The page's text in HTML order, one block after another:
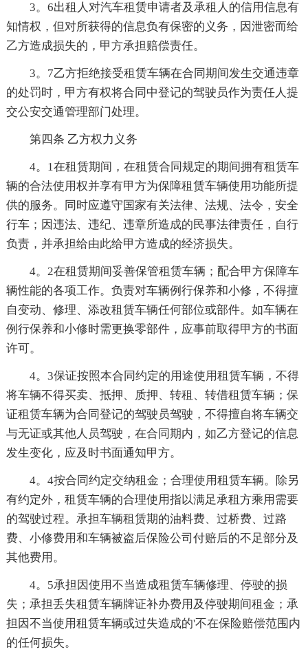
3。6出租人对汽车租赁申请者及承租人的信用信息有
知情权，但对所获得的信息负有保密的义务，因泄密而给
乙方造成损失的，甲方承担赔偿责任。
3。7乙方拒绝接受租赁车辆在合同期间发生交通违章
的处罚时，甲方有权将合同中登记的驾驶员作为责任人提
交公安交通管理部门处理。
第四条 乙方权力义务
4。1在租赁期间，在租赁合同规定的期间拥有租赁车
辆的合法使用权并享有甲方为保障租赁车辆使用功能所提
供的服务。同时应遵守国家有关法律、法规、法令，安全
行车；因违法、违纪、违章所造成的民事法律责任，自行
负责，并承担给由此给甲方造成的经济损失。
4。2在租赁期间妥善保管租赁车辆；配合甲方保障车
辆性能的各项工作。负责对车辆例行保养和小修，不得擅
自变动、修理、添改租赁车辆任何部位或部件。如车辆在
例行保养和小修时需更换零部件，应事前取得甲方的书面
许可。
4。3保证按照本合同约定的用途使用租赁车辆，不得
将车辆不得买卖、抵押、质押、转租、转借租赁车辆；保
证租赁车辆为合同登记的驾驶员驾驶，不得擅自将车辆交
与无证或其他人员驾驶，在合同期内，如乙方登记的信息
发生变化，应及时书面通知甲方。
4。4按合同约定交纳租金；合理使用租赁车辆。除另
有约定外，租赁车辆的合理使用指以满足承租方乘用需要
的驾驶过程。承担车辆租赁期的油料费、过桥费、过路
费、小修费用和车辆被盗后保险公司付赔后的不足部分及
其他费用。
4。5承担因使用不当造成租赁车辆修理、停驶的损
失；承担丢失租赁车辆牌证补办费用及停驶期间租金；承
担因不当使用租赁车辆或过失造成的'不在保险赔偿范围内
的任何损失。